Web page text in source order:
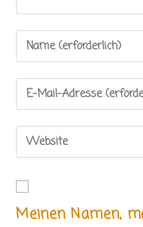
Gib
deinen
Namen
oder
Benutzernamen
zum
ein
Gib
deine
E-
Mail-
zum
Kommentieren
Gib
deine
Website-
URL
ein
Meinen Namen,